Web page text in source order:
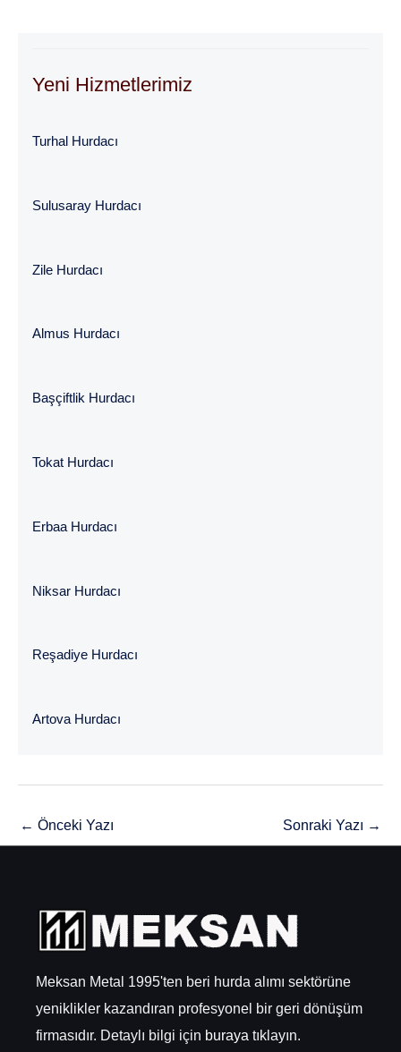
Yeni Hizmetlerimiz
Turhal Hurdacı
Sulusaray Hurdacı
Zile Hurdacı
Almus Hurdacı
Başçiftlik Hurdacı
Tokat Hurdacı
Erbaa Hurdacı
Niksar Hurdacı
Reşadiye Hurdacı
Artova Hurdacı
← Önceki Yazı Sonraki Yazı →
Meksan Metal 1995'ten beri hurda alımı sektörüne
yeniklikler kazandıran profesyonel bir geri dönüşüm
firmasıdır. Detaylı bilgi için buraya tıklayın.